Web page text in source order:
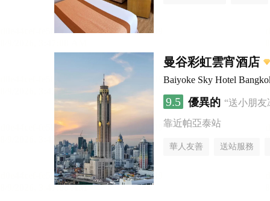
曼谷彩虹雲宵酒店
Baiyoke Sky Hotel
9.5 優異的 “送小朋友
靠近帕亞泰站
華人友善 送站服務